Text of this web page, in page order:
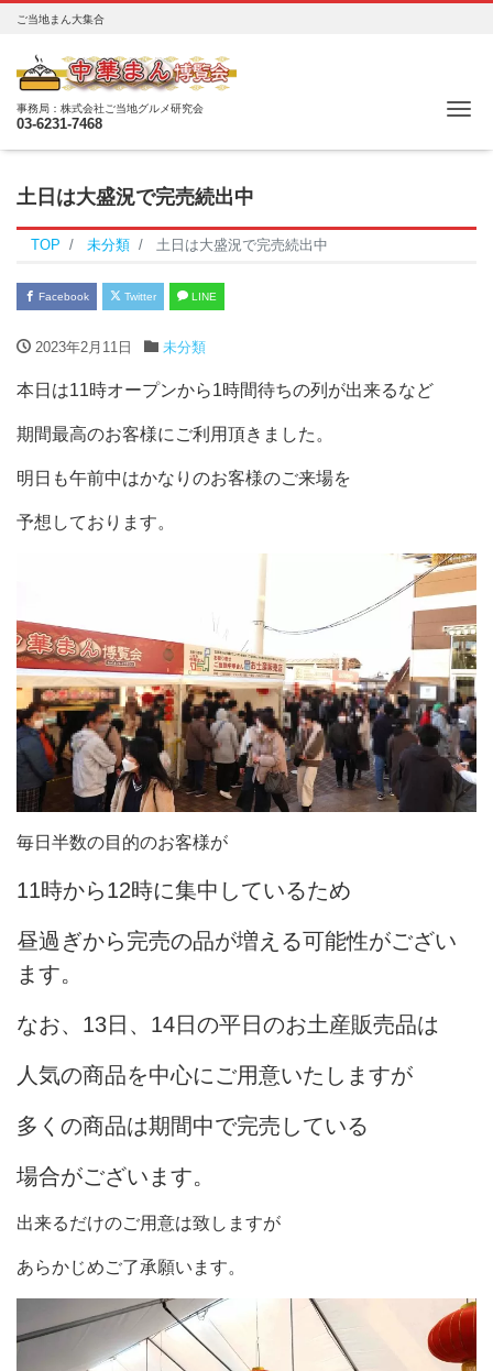
ご当地まん大集合
事務局：株式会社ご当地グルメ研究会
03-6231-7468
土日は大盛況で完売続出中
TOP 未分類 土日は大盛況で完売続出中
Facebook Twitter LINE
2023年2月11日 未分類
本日は11時オープンから1時間待ちの列が出来るなど
期間最高のお客様にご利用頂きました。
明日も午前中はかなりのお客様のご来場を
予想しております。
毎日半数の目的のお客様が
11時から12時に集中しているため
昼過ぎから完売の品が増える可能性がござい
ます。
なお、13日、14日の平日のお土産販売品は
人気の商品を中心にご用意いたしますが
多くの商品は期間中で完売している
場合がございます。
出来るだけのご用意は致しますが
あらかじめご了承願います。